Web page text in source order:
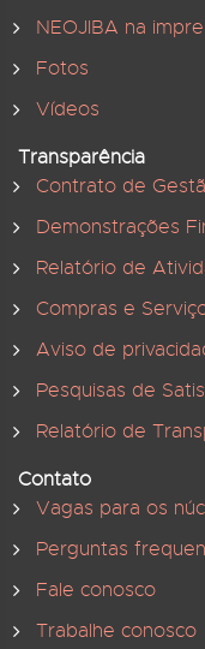
NEOJIBA na
Fotos
Vídeos
Transparência
Contrato de
Demonstrações
Relatório de
Compras e
Aviso de
Pesquisas de
Relatório de
Contato
Vagas para os
Perguntas
Fale conosco
Trabalhe conosco